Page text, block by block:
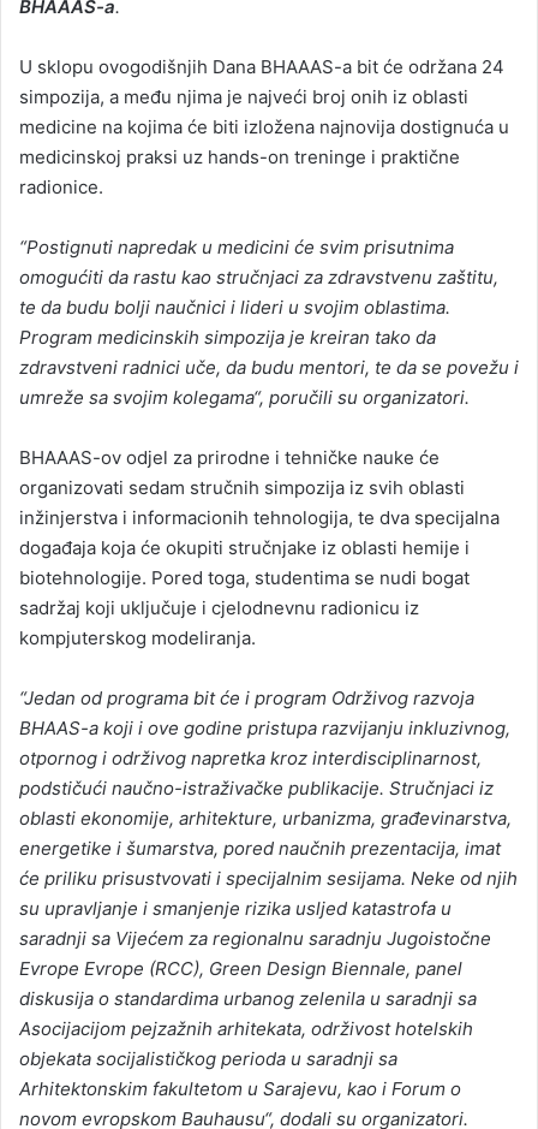
BHAAAS-a.
U sklopu ovogodišnjih Dana BHAAAS-a bit će održana 24
simpozija, a među njima je najveći broj onih iz oblasti
medicine na kojima će biti izložena najnovija dostignuća u
medicinskoj praksi uz hands-on treninge i praktične
radionice.
“Postignuti napredak u medicini će svim prisutnima
omogućiti da rastu kao stručnjaci za zdravstvenu zaštitu,
te da budu bolji naučnici i lideri u svojim oblastima.
Program medicinskih simpozija je kreiran tako da
zdravstveni radnici uče, da budu mentori, te da se povežu i
umreže sa svojim kolegama“, poručili su organizatori.
BHAAAS-ov odjel za prirodne i tehničke nauke će
organizovati sedam stručnih simpozija iz svih oblasti
inžinjerstva i informacionih tehnologija, te dva specijalna
događaja koja će okupiti stručnjake iz oblasti hemije i
biotehnologije. Pored toga, studentima se nudi bogat
sadržaj koji uključuje i cjelodnevnu radionicu iz
kompjuterskog modeliranja.
“Jedan od programa bit će i program Održivog razvoja
BHAAS-a koji i ove godine pristupa razvijanju inkluzivnog,
otpornog i održivog napretka kroz interdisciplinarnost,
podstičući naučno-istraživačke publikacije. Stručnjaci iz
oblasti ekonomije, arhitekture, urbanizma, građevinarstva,
energetike i šumarstva, pored naučnih prezentacija, imat
će priliku prisustvovati i specijalnim sesijama. Neke od njih
su upravljanje i smanjenje rizika usljed katastrofa u
saradnji sa Vijećem za regionalnu saradnju Jugoistočne
Evrope Evrope (RCC), Green Design Biennale, panel
diskusija o standardima urbanog zelenila u saradnji sa
Asocijacijom pejzažnih arhitekata, održivost hotelskih
objekata socijalističkog perioda u saradnji sa
Arhitektonskim fakultetom u Sarajevu, kao i Forum o
novom evropskom Bauhausu“, dodali su organizatori.